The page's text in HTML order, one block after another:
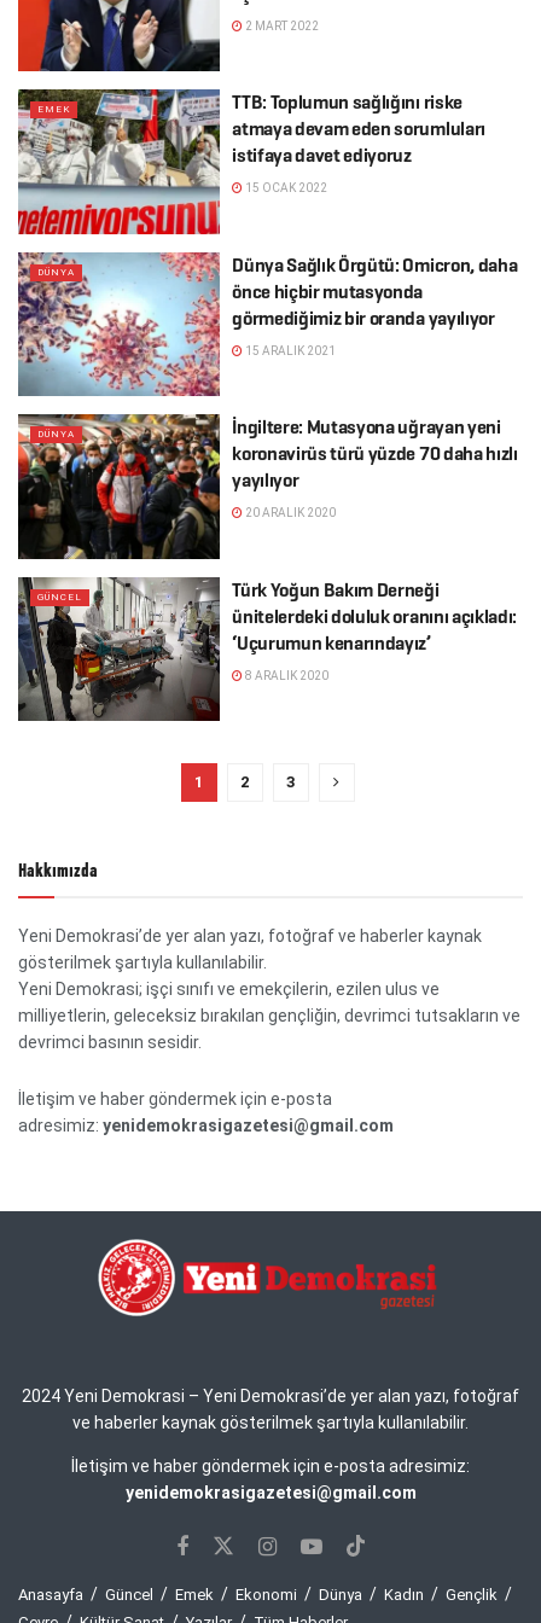
2 MART 2022
EMEK
TTB: Toplumun sağlığını riske
atmaya devam eden sorumluları
istifaya davet ediyoruz
15 OCAK 2022
DÜNYA
Dünya Sağlık Örgütü: Omicron, daha
önce hiçbir mutasyonda
görmediğimiz bir oranda yayılıyor
15 ARALIK 2021
DÜNYA
İngiltere: Mutasyona uğrayan yeni
koronavirüs türü yüzde 70 daha hızlı
yayılıyor
20 ARALIK 2020
GÜNCEL
Türk Yoğun Bakım Derneği
ünitelerdeki doluluk oranını açıkladı:
‘Uçurumun kenarındayız’
8 ARALIK 2020
1 2 3
Hakkımızda
Yeni Demokrasi’de yer alan yazı, fotoğraf ve haberler kaynak
gösterilmek şartıyla kullanılabilir.
Yeni Demokrasi; işçi sınıfı ve emekçilerin, ezilen ulus ve
milliyetlerin, geleceksiz bırakılan gençliğin, devrimci tutsakların ve
devrimci basının sesidir.
İletişim ve haber göndermek için e-posta
adresimiz: yenidemokrasigazetesi@gmail.com
2024 Yeni Demokrasi – Yeni Demokrasi’de yer alan yazı, fotoğraf
ve haberler kaynak gösterilmek şartıyla kullanılabilir.
İletişim ve haber göndermek için e-posta adresimiz:
yenidemokrasigazetesi@gmail.com
Anasayfa Güncel Emek Ekonomi Dünya Kadın
Gençlik